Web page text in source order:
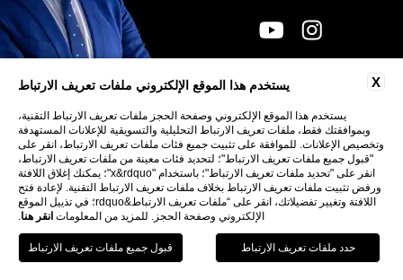
جهات الاتصال
الخصوصية
COOKIE
إمكانية الوصول
X يستخدم هذا الموقع الإلكتروني ملفات تعريف الارتباط
يستخدم هذا الموقع الإلكتروني وصفحة الحجز ملفات تعريف الارتباط التقنية،
وبموافقتك فقط، ملفات تعريف الارتباط التحليلية والتسويقية للإعلانات المستهدفة
وتخصيص الإعلانات. للموافقة على تثبيت جميع فئات ملفات تعريف الارتباط، انقر على
"قبول جميع ملفات تعريف الارتباط"؛ لتحديد فئات معينة من ملفات تعريف الارتباط،
انقر على "تحديد ملفات تعريف الارتباط"؛ باستخدام "x&rdquo"؛ يمكنك إغلاق اللافتة
ورفض تثبيت ملفات تعريف الارتباط بخلاف ملفات تعريف الارتباط التقنية. لإعادة فتح
اللافتة وتغيير تفضيلاتك، انقر على “ملفات تعريف الارتباط&rdquo؛ في تذييل الموقع
الإلكتروني وصفحة الحجز. للمزيد من المعلومات انقر هنا.